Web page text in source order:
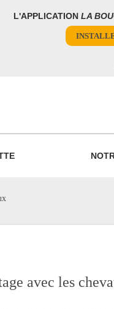
L'APPLICATION LA
avec les